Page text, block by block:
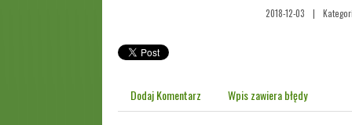
2018-12-03 |
Dodaj Komentarz Wpis zawiera błędy